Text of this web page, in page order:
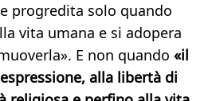
progredita solo quando
vita umana e si adopera
E non quando «il
alla libertà di